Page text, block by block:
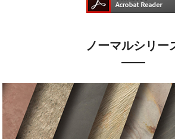
ノーマルシリー